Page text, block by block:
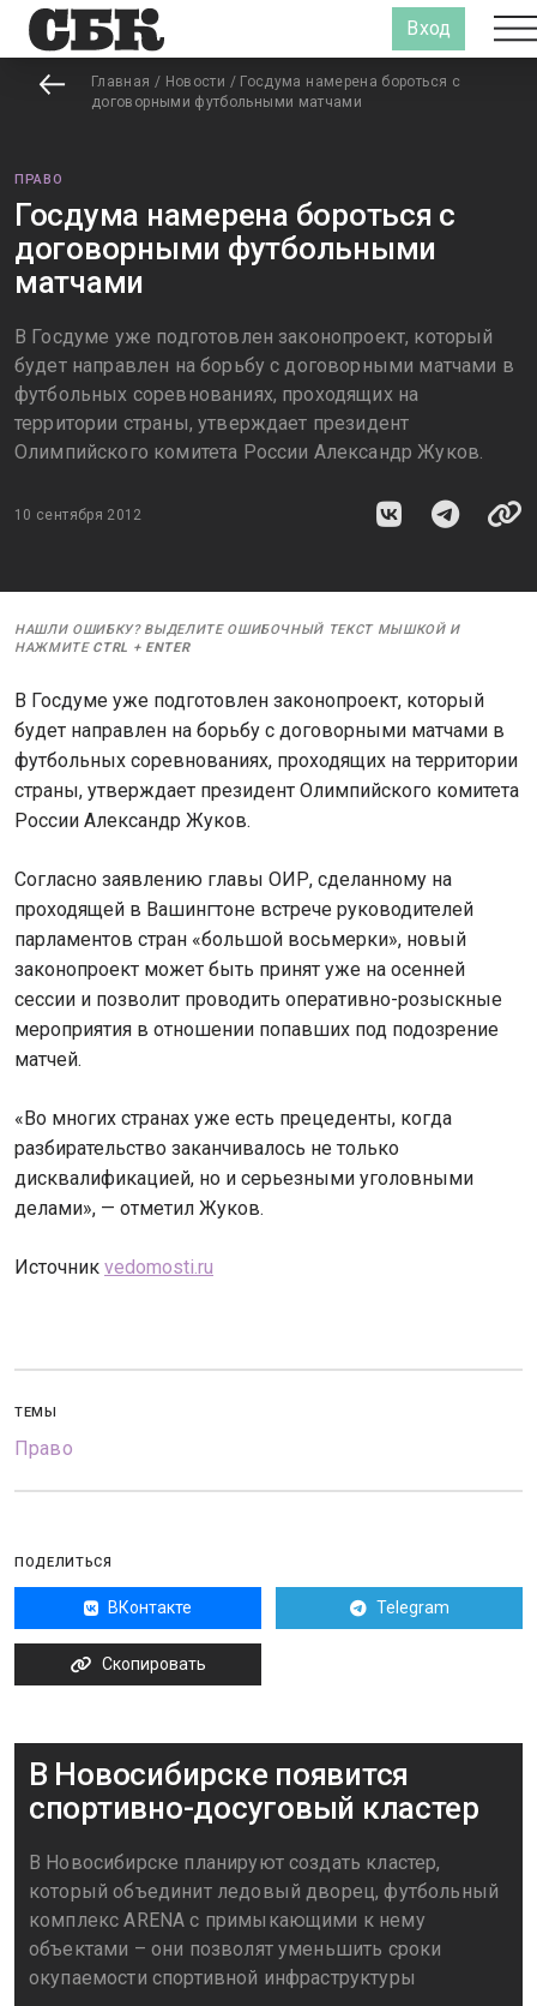
Вход
Главная / Новости / Госдума намерена бороться с
договорными футбольными матчами
ПРАВО
Госдума намерена бороться с
договорными футбольными
матчами
В Госдуме уже подготовлен законопроект, который
будет направлен на борьбу с договорными матчами в
футбольных соревнованиях, проходящих на
территории страны, утверждает президент
Олимпийского комитета России Александр Жуков.
10 сентября 2012
НАШЛИ ОШИБКУ? ВЫДЕЛИТЕ ОШИБОЧНЫЙ ТЕКСТ МЫШКОЙ И
НАЖМИТЕ CTRL + ENTER
В Госдуме уже подготовлен законопроект, который
будет направлен на борьбу с договорными матчами в
футбольных соревнованиях, проходящих на территории
страны, утверждает президент Олимпийского комитета
России Александр Жуков.
Согласно заявлению главы ОИР, сделанному на
проходящей в Вашингтоне встрече руководителей
парламентов стран «большой восьмерки», новый
законопроект может быть принят уже на осенней
сессии и позволит проводить оперативно-розыскные
мероприятия в отношении попавших под подозрение
матчей.
«Во многих странах уже есть прецеденты, когда
разбирательство заканчивалось не только
дисквалификацией, но и серьезными уголовными
делами», — отметил Жуков.
Источник vedomosti.ru
ТЕМЫ
Право
ПОДЕЛИТЬСЯ
ВКонтакте Telegram
Скопировать
В Новосибирске появится
спортивно-досуговый кластер
В Новосибирске планируют создать кластер,
который объединит ледовый дворец, футбольный
комплекс ARENA с примыкающими к нему
объектами – они позволят уменьшить сроки
окупаемости спортивной инфраструктуры